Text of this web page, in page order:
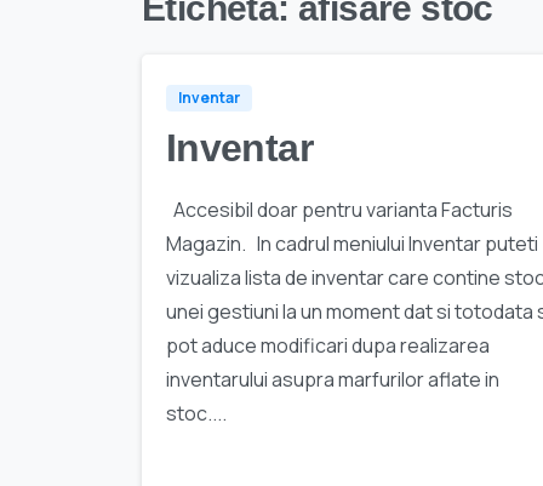
Inventar
Inventar
Accesibil doar pentru varianta Facturis
Magazin. In cadrul meniului Inventar puteti
vizualiza lista de inventar care contine
unei gestiuni la un moment dat si totodata
pot aduce modificari dupa realizarea
inventarului asupra marfurilor aflate in
stoc....